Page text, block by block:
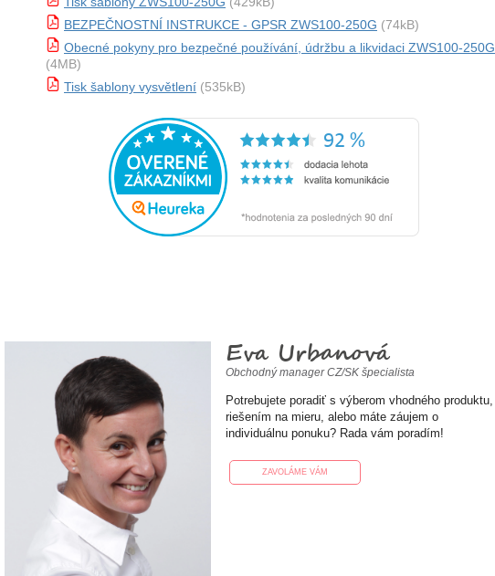
BEZPEČNOSTNÍ INSTRUKCE - GPSR ZWS100-250G (74kB)
Obecné pokyny pro bezpečné používání, údržbu a likvidaci ZWS100-250G
(4MB)
Tisk šablony vysvětlení (535kB)
Eva Urbanová
Obchodný manager CZ/SK špecialista
Potrebujete poradiť s výberom vhodného produktu,
riešením na mieru, alebo máte záujem o
individuálnu ponuku? Rada vám poradím!
ZAVOLÁME VÁM